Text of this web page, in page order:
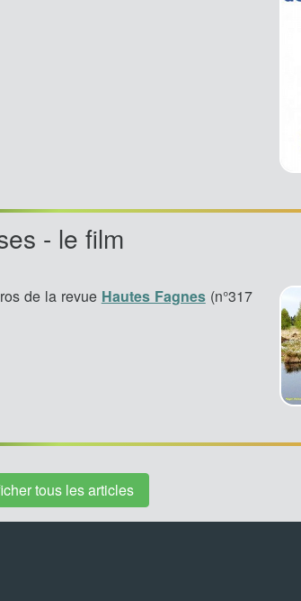
- le film
de la revue Hautes Fagnes(n°317
tous les articles